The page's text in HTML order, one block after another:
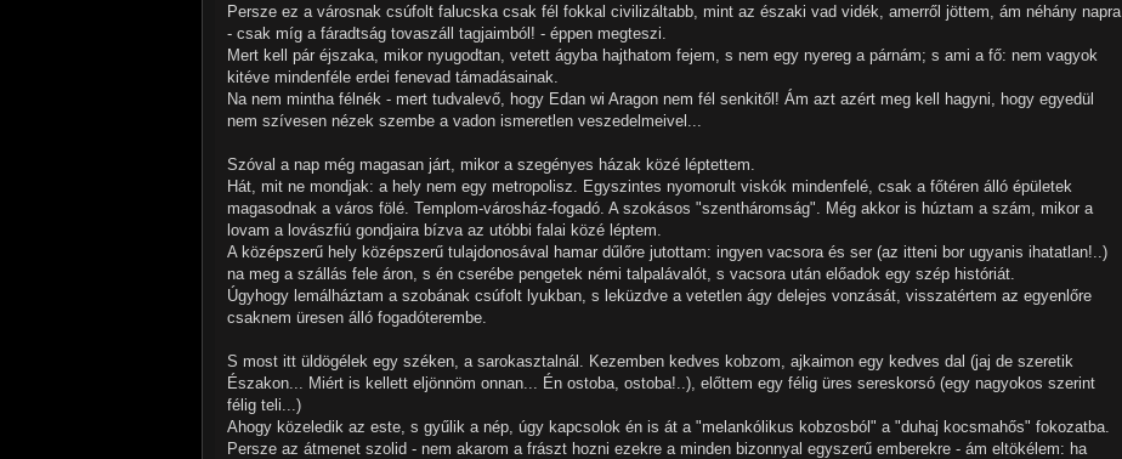
Persze ez a városnak csúfolt falucska csak fél fokkal civilizáltabb, mint az északi vad vidék, amerről jöttem, ám néhány napra
- csak míg a fáradtság tovaszáll tagjaimból! - éppen megteszi.
Mert kell pár éjszaka, mikor nyugodtan, vetett ágyba hajthatom fejem, s nem egy nyereg a párnám; s ami a fő: nem vagyok
kitéve mindenféle erdei fenevad támadásainak.
Na nem mintha félnék - mert tudvalevő, hogy Edan wi Aragon nem fél senkitől! Ám azt azért meg kell hagyni, hogy egyedül
nem szívesen nézek szembe a vadon ismeretlen veszedelmeivel...
Szóval a nap még magasan járt, mikor a szegényes házak közé léptettem.
Hát, mit ne mondjak: a hely nem egy metropolisz. Egyszintes nyomorult viskók mindenfelé, csak a főtéren álló épületek
magasodnak a város fölé. Templom-városház-fogadó. A szokásos "szentháromság". Még akkor is húztam a szám, mikor a
lovam a lovászfiú gondjaira bízva az utóbbi falai közé léptem.
A középszerű hely középszerű tulajdonosával hamar dűlőre jutottam: ingyen vacsora és ser (az itteni bor ugyanis ihatatlan!..)
na meg a szállás fele áron, s én cserébe pengetek némi talpalávalót, s vacsora után előadok egy szép históriát.
Úgyhogy lemálháztam a szobának csúfolt lyukban, s leküzdve a vetetlen ágy delejes vonzását, visszatértem az egyenlőre
csaknem üresen álló fogadóterembe.
S most itt üldögélek egy széken, a sarokasztalnál. Kezemben kedves kobzom, ajkaimon egy kedves dal (jaj de szeretik
Északon... Miért is kellett eljönnöm onnan... Én ostoba, ostoba!..), előttem egy félig üres sereskorsó (egy nagyokos szerint
félig teli...)
Ahogy közeledik az este, s gyűlik a nép, úgy kapcsolok én is át a "melankólikus kobzosból" a "duhaj kocsmahős" fokozatba.
Persze az átmenet szolid - nem akarom a frászt hozni ezekre a minden bizonnyal egyszerű emberekre - ám eltökélem: ha